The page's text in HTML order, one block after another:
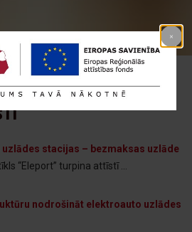
uzlādes stacijas – bezmaksas uzlāde
“Eleport” turpina attīstī ...
nodrošināt elektroauto uzlādes